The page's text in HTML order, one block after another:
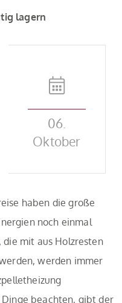
lagern
06.
Oktober
haben die große
noch einmal
mit aus Holzresten
werden immer
beachten, gibt der